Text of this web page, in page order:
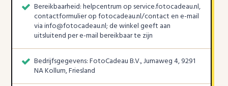
Bereikbaarheid: helpcentrum op service.fotocadeau.nl,
contactformulier op fotocadeau.nl/contact en e-mail
via info@fotocadeau.nl; de winkel geeft aan
uitsluitend per e-mail bereikbaar te zijn
Bedrijfsgegevens: FotoCadeau B.V., Jumaweg 4, 9291
NA Kollum, Friesland